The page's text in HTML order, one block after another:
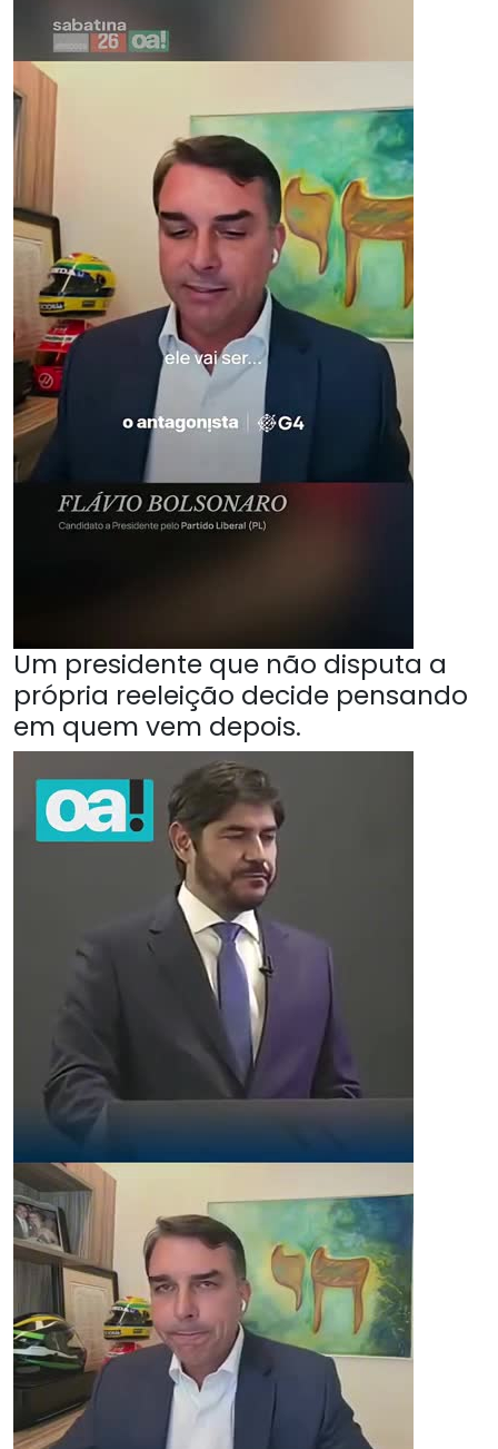
Um presidente que não disputa a
própria reeleição decide pensando
em quem vem depois.